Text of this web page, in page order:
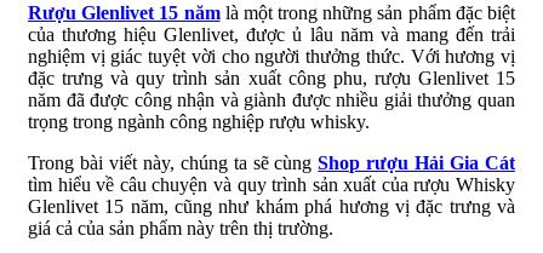
Rượu Glenlivet 15 nămlà một trong những sản phẩm đặc biệt
của thương hiệu Glenlivet, được ủ lâu năm và mang đến trải
nghiệm vị giác tuyệt vời cho người thưởng thức. Với hương vị
đặc trưng và quy trình sản xuất công phu, rượu Glenlivet 15
năm đã được công nhận và giành được nhiều giải thưởng quan
trọng trong ngành công nghiệp rượu whisky.
Trong bài viết này, chúng ta sẽ cùngShop rượu Hải Gia Cát
tìm hiểu về câu chuyện và quy trình sản xuất của rượu Whisky
Glenlivet 15 năm, cũng như khám phá hương vị đặc trưng và
giá cả của sản phẩm này trên thị trường.